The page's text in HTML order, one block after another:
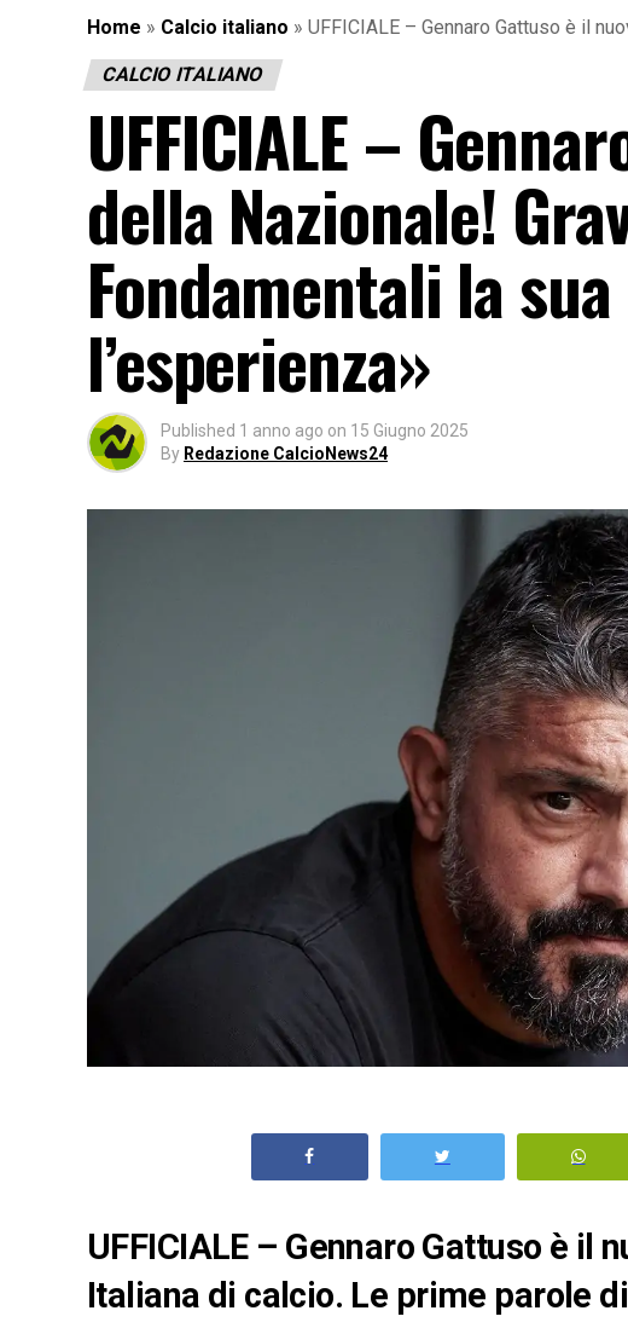
Home » Calcio italiano » UFFICIALE – Gennaro Gattuso è il
CALCIO ITALIANO
UFFICIALE –
della Nazionale!
Fondamentali la
l’esperienza»
Published 1 anno ago on 15 Giugno 2025
By Redazione CalcioNews24
UFFICIALE – Gennaro Gattuso è il
Italiana di calcio. Le prime parole